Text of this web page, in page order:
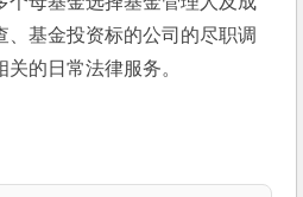
、基金投资标的公司的尽职调
的日常法律服务。